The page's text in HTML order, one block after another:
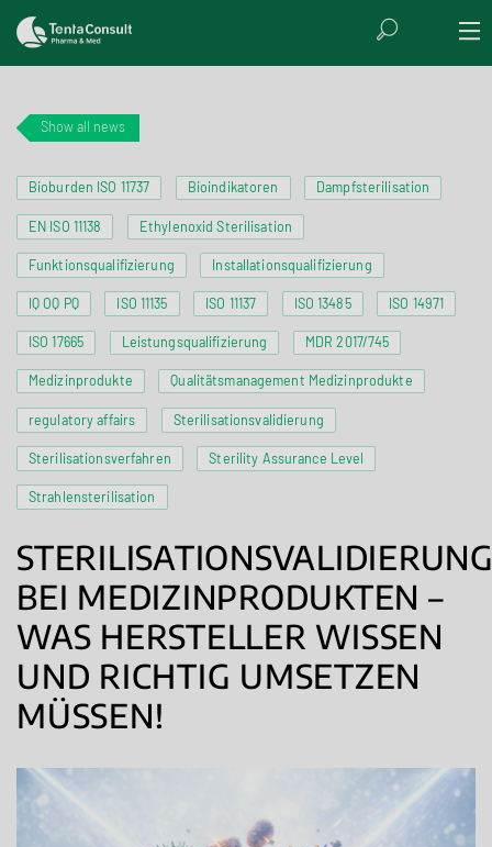
Show all news
Bioburden ISO 11737 Bioindikatoren Dampfsterilisation
EN ISO 11138 Ethylenoxid Sterilisation
Funktionsqualifizierung Installationsqualifizierung
IQ OQ PQ ISO 11135 ISO 11137 ISO 13485 ISO 14971
ISO 17665 Leistungsqualifizierung MDR 2017/745
Medizinprodukte Qualitätsmanagement Medizinprodukte
regulatory affairs Sterilisationsvalidierung
Sterilisationsverfahren Sterility Assurance Level
Strahlensterilisation
BEI MEDIZINPRODUKTEN –
WAS HERSTELLER WISSEN
UND RICHTIG UMSETZEN
MÜSSEN!